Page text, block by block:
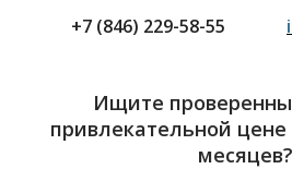
+7 (846) 229-58-55
Ищите
привлекательной цене
месяцев?